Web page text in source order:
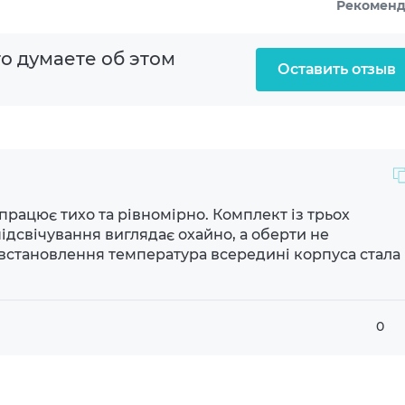
PWM
думаете об этом
Оставить отзыв
тихо та рівномірно. Комплект із трьох
виглядає охайно, а оберти не
температура всередині корпуса стала
0